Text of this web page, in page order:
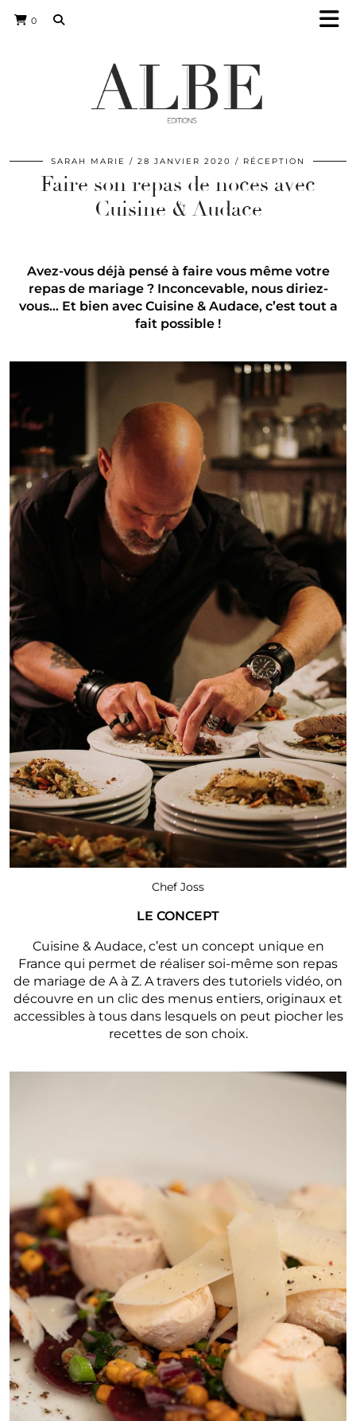
0
SARAH MARIE 28 JANVIER 2020 RÉCEPTION
Faire son repas de noces avec
Cuisine & Audace
Avez-vous déjà pensé à faire vous même votre
repas de mariage ? Inconcevable, nous diriez-
vous… Et bien avec Cuisine & Audace, c’est tout a
fait possible !
Chef Joss
LE CONCEPT
Cuisine & Audace, c’est un concept unique en
France qui permet de réaliser soi-même son repas
de mariage de A à Z. A travers des tutoriels vidéo, on
découvre en un clic des menus entiers, originaux et
accessibles à tous dans lesquels on peut piocher les
recettes de son choix.